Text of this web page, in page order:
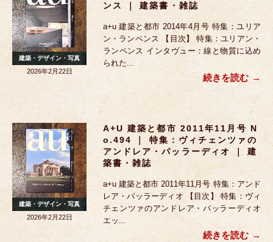
ンス ｜ 建築書・雑誌
a+u 建築と都市 2014年4月号 特集：ユリア
ン・ランペンス 【目次】 特集：ユリアン・
ランペンス インタヴュー：線と物質に込め
られた...
続きを読む
建築・デザイン・写真
2026年2月22日
A+u 建築と都市 2011年11月号 N
O.494 ｜ 特集：ヴィチェンツァの
アンドレア・パッラーディオ ｜ 建
築書・雑誌
a+u 建築と都市 2011年11月号 特集：アンド
レア・パッラーディオ 【目次】 特集：ヴィ
チェンツァのアンドレア・パッラーディオ
エッ...
続きを読む
建築・デザイン・写真
2026年2月22日